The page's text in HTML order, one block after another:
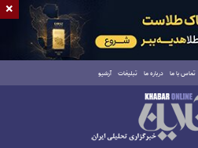
تماس با ما درباره ما تبلیغات آرشیو
×